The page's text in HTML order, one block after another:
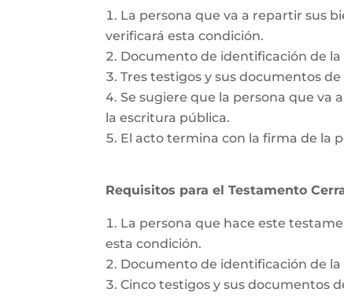
La persona que va a repartir sus
verificará esta condición.
Documento de identificación de
Tres testigos y sus documentos
Se sugiere que la persona que va
la escritura pública.
El acto termina con la firma de la
Requisitos para el Testamento
La persona que hace este
esta condición.
Documento de identificación de
Cinco testigos y sus documentos